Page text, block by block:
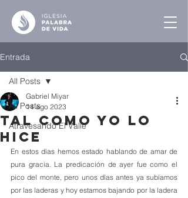
Entrada
All Posts
Atravesando El Valle
All Posts
Tal Como Yo lo
Hice
Gabriel Miyar
14 ago 2023
En estos días hemos estado hablando de amar de
pura gracia. La predicación de ayer fue como el
pico del monte, pero unos días antes ya subíamos
por las laderas y hoy estamos bajando por la ladera